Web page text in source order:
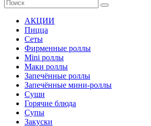
АКЦИИ
Пицца
Сеты
Фирменные роллы
Mini роллы
Маки роллы
Запечённые роллы
Запечённые мини-роллы
Суши
Горячие блюда
Супы
Закуски